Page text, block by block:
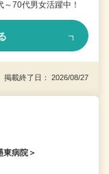
70代男女活躍中！
載終了日： 2026/08/27
病院＞